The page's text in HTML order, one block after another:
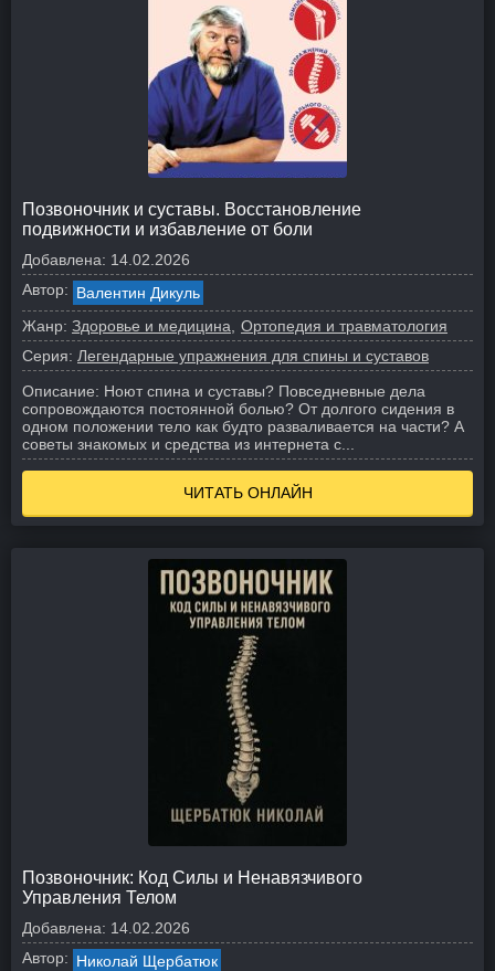
Позвоночник и суставы. Восстановление
подвижности и избавление от боли
Добавлена: 14.02.2026
Автор: Валентин Дикуль
Жанр: Здоровье и медицина
Ортопедия и травматология
Серия: Легендарные упражнения для спины и суставов
Описание: Ноют спина и суставы? Повседневные дела
сопровождаются постоянной болью? От долгого сидения в
одном положении тело как будто разваливается на части? А
советы знакомых и средства из интернета с...
ЧИТАТЬ ОНЛАЙН
Позвоночник: Код Силы и Ненавязчивого
Управления Телом
Добавлена: 14.02.2026
Автор: Николай Щербатюк